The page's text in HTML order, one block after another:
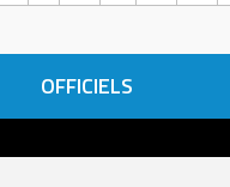
OFFICIELS